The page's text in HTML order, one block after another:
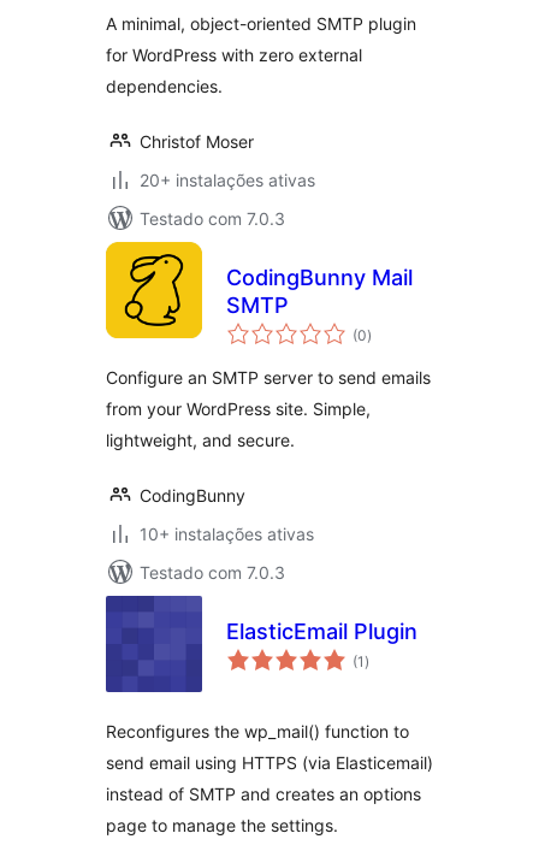
A minimal, object-oriented SMTP plugin
for WordPress with zero external
dependencies.
Christof Moser
20+ instalações ativas
Testado com 7.0.3
CodingBunny Mail
SMTP
(0avaliações
totais
)
Configure an SMTP server to send emails
from your WordPress site. Simple,
lightweight, and secure.
CodingBunny
10+ instalações ativas
Testado com 7.0.3
ElasticEmail Plugin
(1 avaliações
totais
)
Reconfigures the wp_mail() function to
send email using HTTPS (via Elasticemail)
instead of SMTP and creates an options
page to manage the settings.